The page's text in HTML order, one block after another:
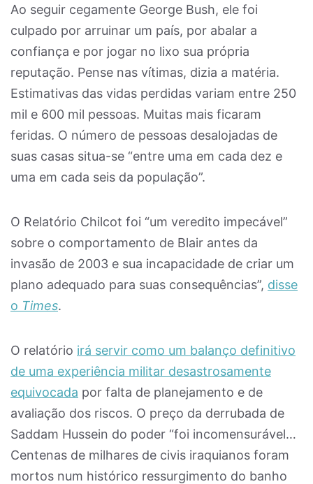
Ao seguir cegamente George Bush, ele foi
culpado por arruinar um país, por abalar a
confiança e por jogar no lixo sua própria
reputação. Pense nas vítimas, dizia a matéria.
Estimativas das vidas perdidas variam entre 250
mil e 600 mil pessoas. Muitas mais ficaram
feridas. O número de pessoas desalojadas de
suas casas situa-se “entre uma em cada dez e
uma em cada seis da população”.
O Relatório Chilcot foi “um veredito impecável”
sobre o comportamento de Blair antes da
invasão de 2003 e sua incapacidade de criar um
plano adequado para suas consequências”, disse
o Times.
O relatório irá servir como um balanço definitivo
de uma experiência militar desastrosamente
equivocada por falta de planejamento e de
avaliação dos riscos. O preço da derrubada de
Saddam Hussein do poder “foi incomensurável…
Centenas de milhares de civis iraquianos foram
mortos num histórico ressurgimento do banho